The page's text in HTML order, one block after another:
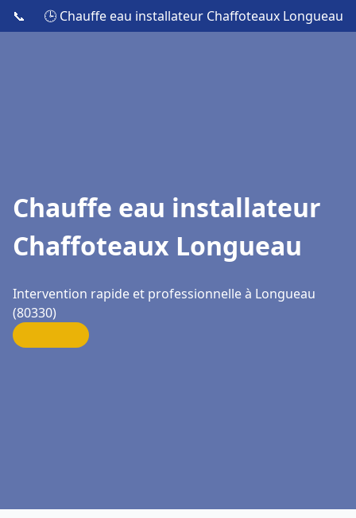
📞 🕒 Chauffe eau installateur Chaffoteaux Longueau
Chauffe eau installateur
Chaffoteaux Longueau
Intervention rapide et professionnelle à Longueau
(80330)